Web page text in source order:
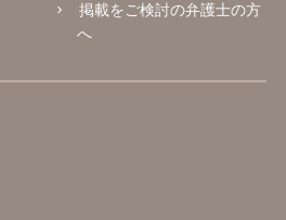
掲載をご検討の弁護士の方
へ